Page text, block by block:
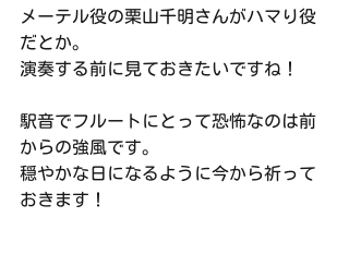
メーテル役の栗山千明さんがハマり役
だとか。
演奏する前に見ておきたいですね！
駅音でフルートにとって恐怖なのは前
からの強風です。
穏やかな日になるように今から祈って
おきます！